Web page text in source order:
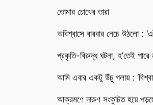
তোমার চোখের তারা
অবিশ্বাসে বারবার নেচে উঠলো :
প্রকৃতি-বিরুদ্ধ ঘটনা, হ’তেই পারে
আমি এবার একটু উঁচু গলায় :
আক্রমণে দারুণ সংকুচিত হয়ে